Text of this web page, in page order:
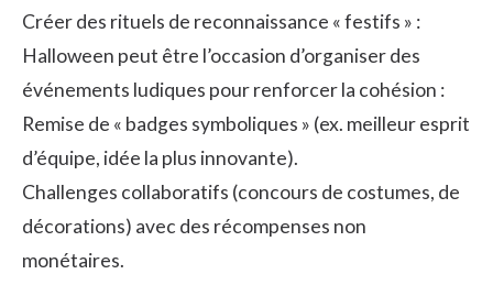
Créer des rituels de reconnaissance « festifs » :
Halloween peut être l’occasion d’organiser des
événements ludiques pour renforcer la cohésion :
Remise de « badges symboliques » (ex. meilleur esprit
d’équipe, idée la plus innovante).
Challenges collaboratifs (concours de costumes, de
décorations) avec des récompenses non
monétaires.